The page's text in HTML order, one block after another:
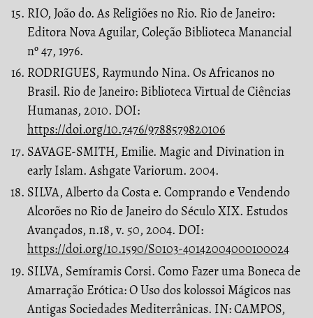
RIO, João do. As Religiões no Rio. Rio de Janeiro:
Editora Nova Aguilar, Coleção Biblioteca Manancial
nº 47, 1976.
RODRIGUES, Raymundo Nina. Os Africanos no
Brasil. Rio de Janeiro: Biblioteca Virtual de Ciências
Humanas, 2010. DOI:
https://doi.org/10.7476/9788579820106
SAVAGE-SMITH, Emilie. Magic and Divination in
early Islam. Ashgate Variorum. 2004.
SILVA, Alberto da Costa e. Comprando e Vendendo
Alcorões no Rio de Janeiro do Século XIX. Estudos
Avançados, n.18, v. 50, 2004. DOI:
https://doi.org/10.1590/S0103-40142004000100024
SILVA, Semíramis Corsi. Como Fazer uma Boneca de
Amarração Erótica: O Uso dos kolossoi Mágicos nas
Antigas Sociedades Mediterrânicas. IN: CAMPOS,